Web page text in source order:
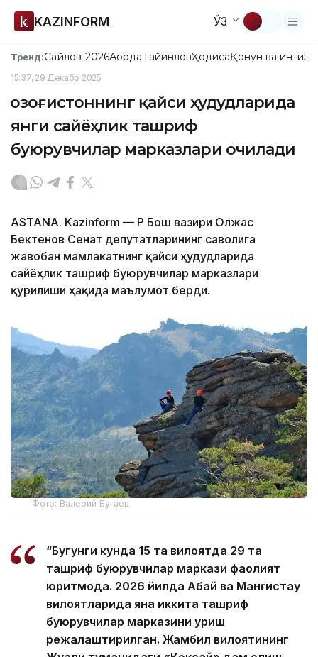
KAZINFORM ЎЗ
Тренд:Сайлов-2026АқордаТайинловҲодисаҚонун ва
15:37, 29 Декабр 2025
Қозоғистоннинг қайси ҳудудларида
янги сайёҳлик ташриф
буюрувчилар марказлари очилади
ASTANA. Kazinform — ҚР Бош вазири Олжас
Бектенов Сенат депутатларининг саволига
жавобан мамлакатнинг қайси ҳудудларида
сайёҳлик ташриф буюрувчилар марказлари
қурилиши ҳақида маълумот берди.
Фото: Валерий Бугаев
“Бугунги кунда 15 та вилоятда 29 та
ташриф буюрувчилар маркази фаолият
юритмоқда. 2026 йилда Абай ва Манғистау
вилоятларида яна иккита ташриф
буюрувчилар марказини қуриш
режалаштирилган. Жамбил вилоятининг